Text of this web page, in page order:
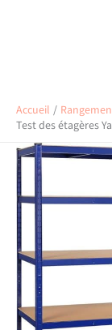
Accueil
Test des étagères